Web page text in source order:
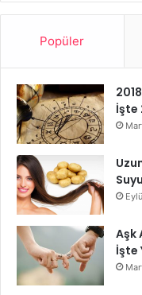
Popüler
İşte
Suyu
Aşk
İşte